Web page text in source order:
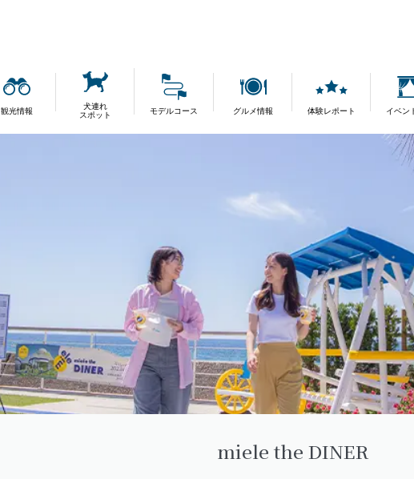
観光情報
犬連れ
スポット
モデルコース グルメ情報 体験レポート イベン
miele the DINER